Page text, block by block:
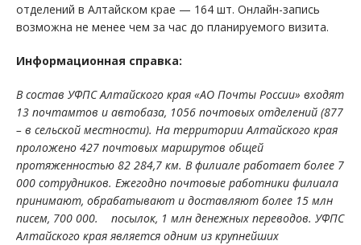
отделений в Алтайском крае — 164 шт. Онлайн-запись
возможна не менее чем за час до планируемого визита.
Информационная справка:
В состав УФПС Алтайского края «АО Почты России» входят
13 почтамтов и автобаза, 1056 почтовых отделений (877
– в сельской местности). На территории Алтайского края
проложено 427 почтовых маршрутов общей
протяженностью 82 284,7 км. В филиале работает более 7
000 сотрудников. Ежегодно почтовые работники филиала
принимают, обрабатывают и доставляют более 15 млн
писем, 700 000. посылок, 1 млн денежных переводов. УФПС
Алтайского края является одним из крупнейших